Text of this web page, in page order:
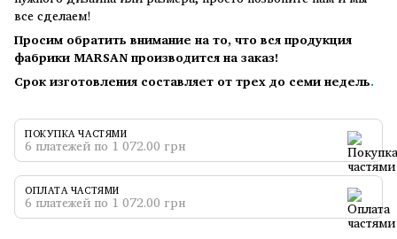
все сделаем!
Просим обратить внимание на то, что вся продукция
фабрики MARSAN производится на заказ!
Срок изготовления составляет от трех до семи недель.
ПОКУПКА ЧАСТЯМИ
6 платежей по 1 072.00 грн
ОПЛАТА ЧАСТЯМИ
6 платежей по 1 072.00 грн